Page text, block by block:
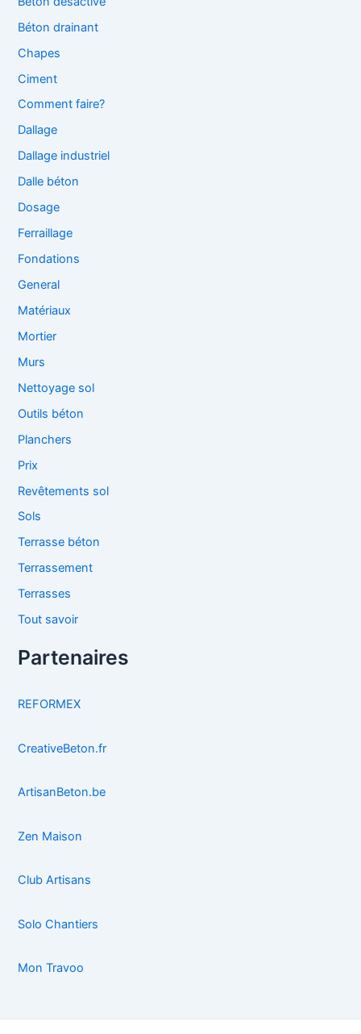
Béton drainant
Chapes
Ciment
Comment faire?
Dallage
Dallage industriel
Dalle béton
Dosage
Ferraillage
Fondations
General
Matériaux
Mortier
Murs
Nettoyage sol
Outils béton
Planchers
Prix
Revêtements sol
Sols
Terrasse béton
Terrassement
Terrasses
Tout savoir
Partenaires
REFORMEX
CreativeBeton.fr
ArtisanBeton.be
Zen Maison
Club Artisans
Solo Chantiers
Mon Travoo